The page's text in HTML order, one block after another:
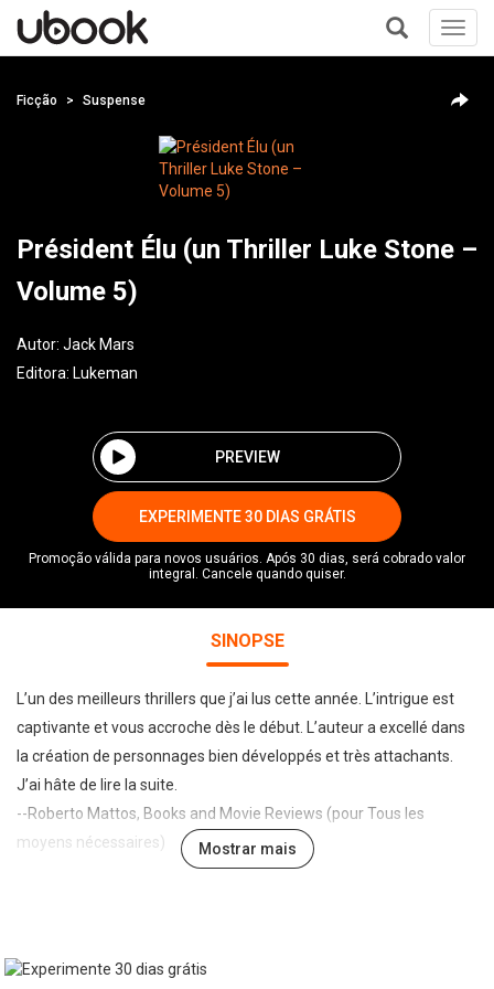
+
Ficção Suspense
Président Élu (un Thriller Luke Stone –
Volume 5)
Autor: Jack Mars
Editora: Lukeman
PREVIEW
EXPERIMENTE 30 DIAS GRÁTIS
Promoção válida para novos usuários. Após 30 dias, será cobrado valor
integral. Cancele quando quiser.
SINOPSE
L’un des meilleurs thrillers que j’ai lus cette année. L’intrigue est
captivante et vous accroche dès le début. L’auteur a excellé dans
la création de personnages bien développés et très attachants.
J’ai hâte de lire la suite.
--Roberto Mattos, Books and Movie Reviews (pour Tous les
moyens nécessaires)
(volume 1), en téléchargement gratuit avec plus de 500 notations
Mostrar mais